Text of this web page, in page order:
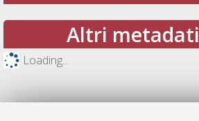
Altri metadati
Loading...